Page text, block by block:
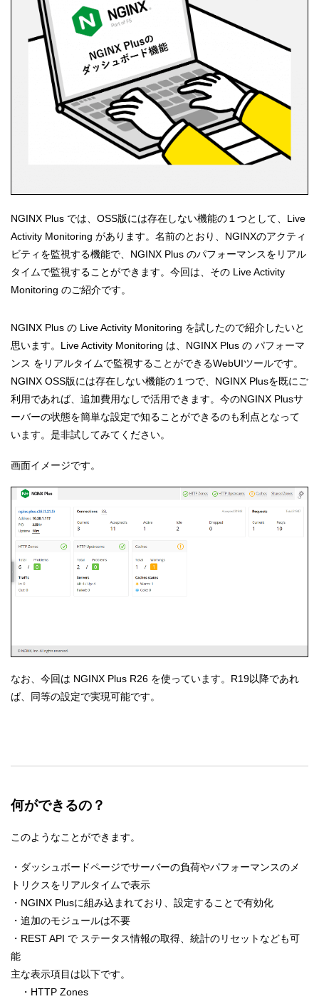
NGINX Plus では、OSS版には存在しない機能の１つとして、Live
Activity Monitoring があります。名前のとおり、NGINXのアクティ
ビティを監視する機能で、NGINX Plus のパフォーマンスをリアル
タイムで監視することができます。今回は、その Live Activity
Monitoring のご紹介です。
NGINX Plus の Live Activity Monitoring を試したので紹介したいと
思います。Live Activity Monitoring は、NGINX Plus の パフォーマ
ンス をリアルタイムで監視することができるWebUIツールです。
NGINX OSS版には存在しない機能の１つで、NGINX Plusを既にご
利用であれば、追加費用なしで活用できます。今のNGINX Plusサ
ーバーの状態を簡単な設定で知ることができるのも利点となって
います。是非試してみてください。
画面イメージです。
なお、今回は NGINX Plus R26 を使っています。R19以降であれ
ば、同等の設定で実現可能です。
何ができるの？
このようなことができます。
・ダッシュボードページでサーバーの負荷やパフォーマンスのメ
トリクスをリアルタイムで表示
・NGINX Plusに組み込まれており、設定することで有効化
・追加のモジュールは不要
・REST API で ステータス情報の取得、統計のリセットなども可
能
主な表示項目は以下です。
・HTTP Zones